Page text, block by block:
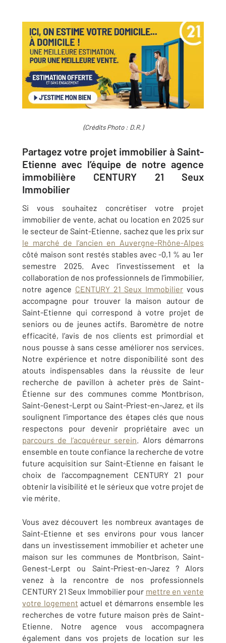
(Crédits Photo : D.R.)
Partagez votre projet immobilier à Saint-
Etienne avec l’équipe de notre agence
immobilière CENTURY 21 Seux
Immobilier
Si vous souhaitez concrétiser votre projet
immobilier de vente, achat ou location en 2025 sur
le secteur de Saint-Etienne, sachez que les prix sur
le marché de l’ancien en Auvergne-Rhône-Alpes
côté maison sont restés stables avec -0,1 % au 1er
semestre 2025. Avec l’investissement et la
collaboration de nos professionnels de l’immobilier,
notre agence CENTURY 21 Seux Immobilier vous
accompagne pour trouver la maison autour de
Saint-Etienne qui correspond à votre projet de
seniors ou de jeunes actifs. Baromètre de notre
efficacité, l’avis de nos clients est primordial et
nous pousse à sans cesse améliorer nos services.
Notre expérience et notre disponibilité sont des
atouts indispensables dans la réussite de leur
recherche de pavillon à acheter près de Saint-
Étienne sur des communes comme Montbrison,
Saint-Genest-Lerpt ou Saint-Priest-en-Jarez, et ils
soulignent l’importance des étapes clés que nous
respectons pour devenir propriétaire avec un
parcours de l’acquéreur serein. Alors démarrons
ensemble en toute confiance la recherche de votre
future acquisition sur Saint-Etienne en faisant le
choix de l’accompagnement CENTURY 21 pour
obtenir la visibilité et le sérieux que votre projet de
vie mérite.
Vous avez découvert les nombreux avantages de
Saint-Etienne et ses environs pour vous lancer
dans un investissement immobilier et acheter une
maison sur les communes de Montbrison, Saint-
Genest-Lerpt ou Saint-Priest-en-Jarez? Alors
venez à la rencontre de nos professionnels
CENTURY 21 Seux Immobilierpour mettre en vente
votre logement actuel et démarrons ensemble les
recherches de votre future maison près de Saint-
Etienne. Notre agence vous accompagnera
également dans vos projets de location sur les